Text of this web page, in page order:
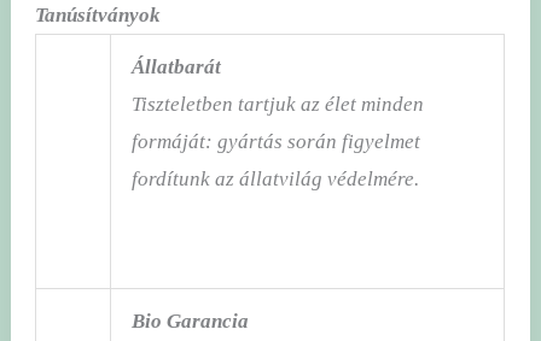
Tanúsítványok
Állatbarát
Tiszteletben tartjuk az élet minden
formáját: gyártás során figyelmet
fordítunk az állatvilág védelmére.
Bio Garancia